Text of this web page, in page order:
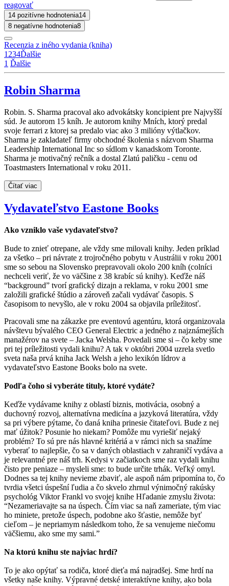
reagovať
14 pozitívne hodnotenia14
8 negatívne hodnotenia8
Recenzia z iného vydania (kniha)
1234Ďalšie
1 Ďalšie
Robin Sharma
Robin. S. Sharma pracoval ako advokátsky koncipient pre Najvyšší
súd. Je autorom 15 kníh. Je autorom knihy Mních, ktorý predal
svoje ferrari z ktorej sa predalo viac ako 3 milióny výtlačkov.
Sharma je zakladateľ firmy obchodné školenia s názvom Sharma
Leadership International Inc so sídlom v kanadskom Toronte.
Sharma je motivačný rečník a dostal Zlatú paličku - cenu od
Toastmasters International v roku 2011.
Čítať viac
Vydavateľstvo Eastone Books
Ako vzniklo vaše vydavateľstvo?
Bude to znieť otrepane, ale vždy sme milovali knihy. Jeden príklad
za všetko – pri návrate z trojročného pobytu v Austrálii v roku 2001
sme so sebou na Slovensko prepravovali okolo 200 kníh (colníci
nechceli veriť, že vo väčšine z 38 krabíc sú knihy). Keďže náš
“background” tvorí grafický dizajn a reklama, v roku 2001 sme
založili grafické štúdio a zároveň začali vydávať časopis. S
časopisom to nevyšlo, ale v roku 2004 sa objavila príležitosť.
Pracovali sme na zákazke pre eventovú agentúru, ktorá organizovala
návštevu bývalého CEO General Electric a jedného z najznámejších
manažérov na svete – Jacka Welsha. Povedali sme si – čo keby sme
pri tej príležitosti vydali knihu? A tak v októbri 2004 uzrela svetlo
sveta naša prvá kniha Jack Welsh a jeho lexikón lídrov a
vydavateľstvo Eastone Books bolo na svete.
Podľa čoho si vyberáte tituly, ktoré vydáte?
Keďže vydávame knihy z oblastí biznis, motivácia, osobný a
duchovný rozvoj, alternatívna medicína a jazyková literatúra, vždy
sa pri výbere pýtame, čo daná kniha prinesie čitateľovi. Bude z nej
mať úžitok? Posunie ho niekam? Pomôže mu vyriešiť nejaký
problém? To sú pre nás hlavné kritériá a v rámci nich sa snažíme
vyberať to najlepšie, čo sa v daných oblastiach v zahraničí vydáva a
je relevantné pre náš trh. Kedysi v začiatkoch sme raz vydali knihu
čisto pre peniaze – mysleli sme: to bude určite trhák. Veľký omyl.
Dodnes sa tej knihy nevieme zbaviť, ale aspoň nám pripomína to, čo
tvrdia všetci úspešní ľudia a čo skvelo zhrnul výnimočný rakúsky
psychológ Viktor Frankl vo svojej knihe Hľadanie zmyslu života:
“Nezameriavajte sa na úspech. Čím viac sa naň zameriate, tým viac
ho miniete, pretože úspech, podobne ako šťastie, nemôže byť
cieľom – je nepriamym následkom toho, že sa venujeme niečomu
väčšiemu, ako sme my sami.”
Na ktorú knihu ste najviac hrdí?
To je ako opýtať sa rodiča, ktoré dieťa má najradšej. Sme hrdí na
všetky naše knihy. Výpravné detské interaktívne knihy, ako bola